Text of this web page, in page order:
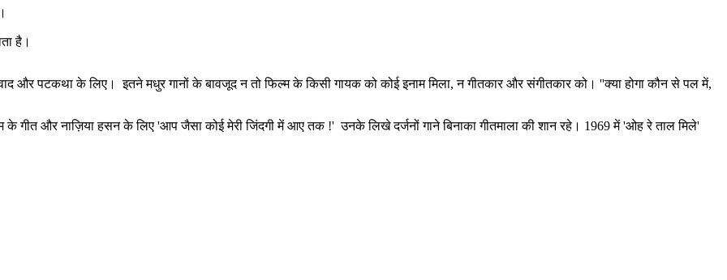
है।
और पटकथा के लिए। इतने मधुर गानों के बावजूद न तो फिल्म के किसी गायक को कोई इनाम मिला, न गीतकार और संगीतकार को। ''क्या होगा कौन से पल में,
गीत और नाज़िया हसन के लिए 'आप जैसा कोई मेरी जिंदगी में आए तक !' उनके लिखे दर्जनों गाने बिनाका गीतमाला की शान रहे। 1969 में 'ओह रे ताल मिले'